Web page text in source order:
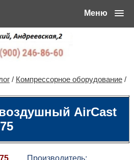
Меню
/ Компрессорное оборудование/
AirCast
Производитель: